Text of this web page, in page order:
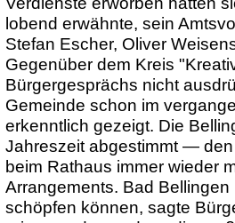
lobend erwähnte, sein
Stefan Escher, Oliver
Gegenüber dem Kreis
Bürgergesprächs nicht
Gemeinde schon im
erkenntlich gezeigt. Die
Jahreszeit abgestimmt —
beim Rathaus immer wieder
Arrangements. Bad
schöpfen können, sagte